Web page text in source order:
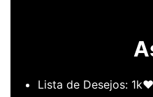
Lista de Desejos: 1k❤️